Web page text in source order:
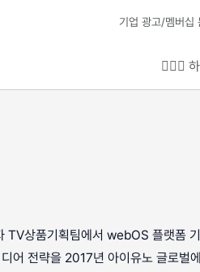
기업 광고/멤버십
💁🏻‍♂️
TV상품기획팀에서 webOS 플랫폼
어 전략을 2017년 아이유노 글로벌